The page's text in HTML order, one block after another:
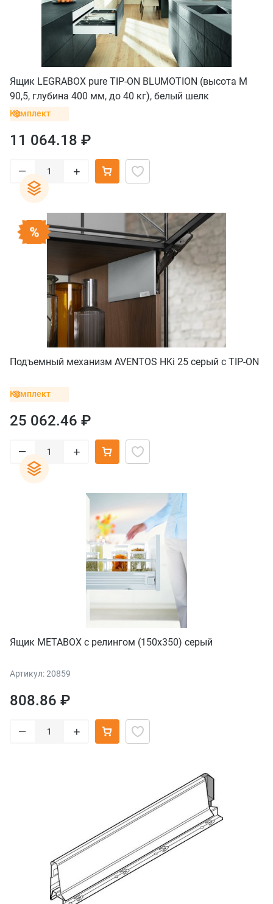
Ящик LEGRABOX pure TIP-ON BLUMOTION (высота M
90,5, глубина 400 мм, до 40 кг), белый шелк
Комплект
11 064.18 ₽
– +
Подъемный механизм AVENTOS HKi 25 серый с TIP-ON
Комплект
25 062.46 ₽
– +
Ящик METABOX с релингом (150х350) серый
Артикул: 20859
808.86 ₽
– +